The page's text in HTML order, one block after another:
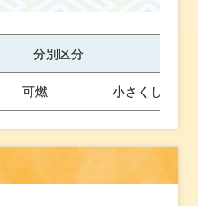
分別区分
可燃 小さくしてく